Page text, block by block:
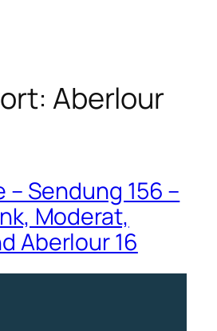
Aberlour
Sendung 156 –
Moderat,
Aberlour 16